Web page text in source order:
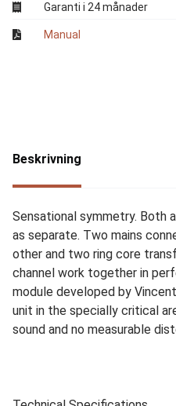
Garanti i 24 månader
Manual
Beskrivning
Sensational symmetry. Both
as separate. Two mains
other and two ring core
channel work together in
module developed by
unit in the specially critical
sound and no measurable